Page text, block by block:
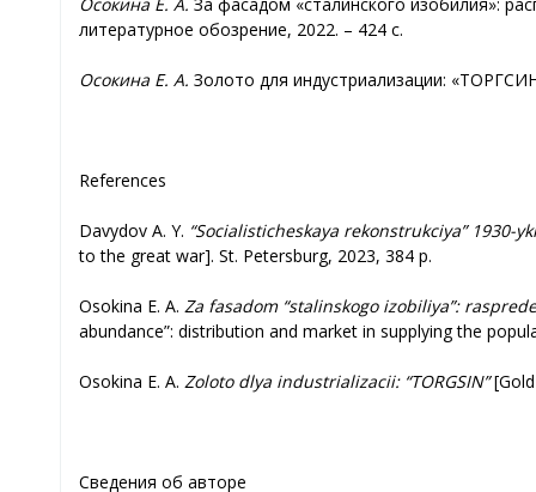
литературное обозрение, 2022. – 424 с.
Осокина Е. А. Золото для индустриализации:
References
Davydov A. Y. “Socialisticheskaya rekonstrukciya” 1930-
to the great war]. St. Petersburg, 2023, 384 p.
Osokina E. A. Za fasadom “stalinskogo izobiliya”:
abundance”: distribution and market in supplying the
Osokina E. A. Zoloto dlya industrializacii: “TORGSIN”[Gold
Сведения об авторе